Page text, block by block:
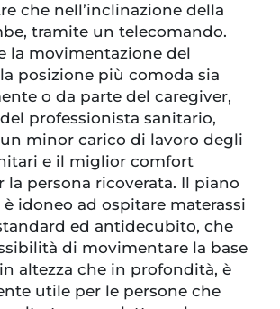
che nell’inclinazione della
tramite un telecomando.
la movimentazione del
posizione più comoda sia
o da parte del caregiver,
professionista sanitario,
minor carico di lavoro degli
e il miglior comfort
la persona ricoverata. Il piano
idoneo ad ospitare materassi
ed antidecubito, che
di movimentare la base
altezza che in profondità, è
utile per le persone che